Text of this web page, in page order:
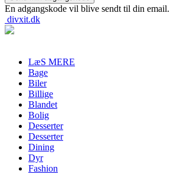
En adgangskode vil blive sendt til din email.
divxit.dk
LæS MERE
Bage
Biler
Billige
Blandet
Bolig
Desserter
Desserter
Dining
Dyr
Fashion